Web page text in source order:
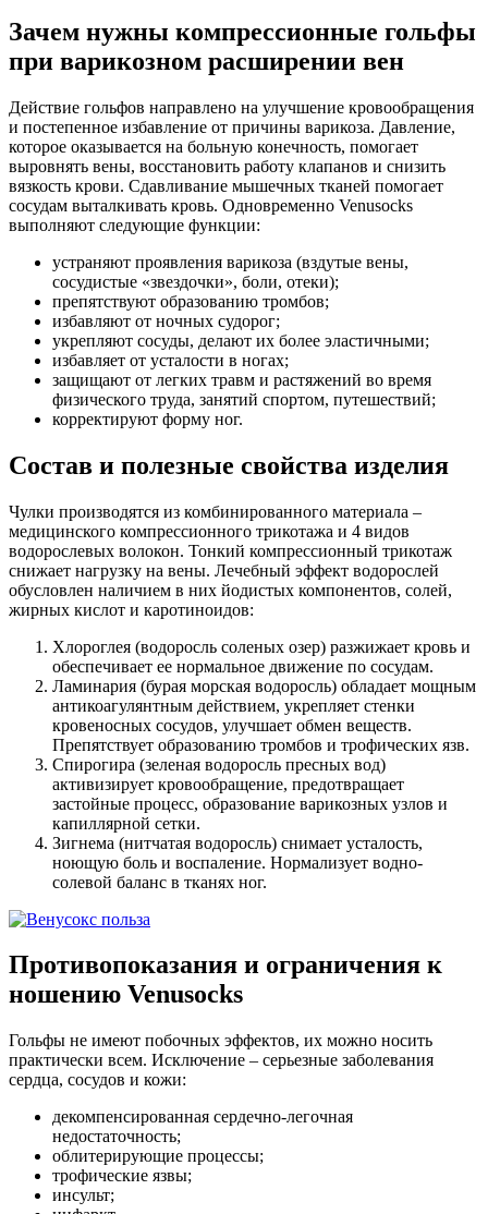
Зачем нужны компрессионные гольфы
при варикозном расширении вен
Действие гольфов направлено на улучшение кровообращения
и постепенное избавление от причины варикоза. Давление,
которое оказывается на больную конечность, помогает
выровнять вены, восстановить работу клапанов и снизить
вязкость крови. Сдавливание мышечных тканей помогает
сосудам выталкивать кровь. Одновременно Venusocks
выполняют следующие функции:
устраняют проявления варикоза (вздутые вены,
сосудистые «звездочки», боли, отеки);
препятствуют образованию тромбов;
избавляют от ночных судорог;
укрепляют сосуды, делают их более эластичными;
избавляет от усталости в ногах;
защищают от легких травм и растяжений во время
физического труда, занятий спортом, путешествий;
корректируют форму ног.
Состав и полезные свойства изделия
Чулки производятся из комбинированного материала –
медицинского компрессионного трикотажа и 4 видов
водорослевых волокон. Тонкий компрессионный трикотаж
снижает нагрузку на вены. Лечебный эффект водорослей
обусловлен наличием в них йодистых компонентов, солей,
жирных кислот и каротиноидов:
Хлороглея (водоросль соленых озер) разжижает кровь и
обеспечивает ее нормальное движение по сосудам.
Ламинария (бурая морская водоросль) обладает мощным
антикоагулянтным действием, укрепляет стенки
кровеносных сосудов, улучшает обмен веществ.
Препятствует образованию тромбов и трофических язв.
Спирогира (зеленая водоросль пресных вод)
активизирует кровообращение, предотвращает
застойные процесс, образование варикозных узлов и
капиллярной сетки.
Зигнема (нитчатая водоросль) снимает усталость,
ноющую боль и воспаление. Нормализует водно-
солевой баланс в тканях ног.
Противопоказания и ограничения к
ношению Venusocks
Гольфы не имеют побочных эффектов, их можно носить
практически всем. Исключение – серьезные заболевания
сердца, сосудов и кожи:
декомпенсированная сердечно-легочная
недостаточность;
облитерирующие процессы;
трофические язвы;
инсульт;